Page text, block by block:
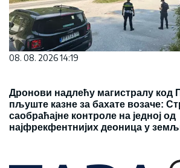
08. 08. 2026 14:19
Дронови надлећу магистралу код
пљуште казне за бахате возаче:
саобраћајне контроле на једној од
најфрекфентнијих деоница у